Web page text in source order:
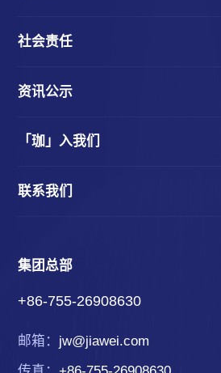
集团总部
+86-755-26908630
邮箱： jw@jiawei.com
社会责任
资讯公示
「珈」入我们
联系我们